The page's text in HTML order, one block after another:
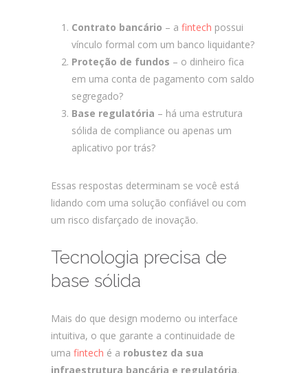
Contrato bancário – a fintech possui
vínculo formal com um banco liquidante?
Proteção de fundos – o dinheiro fica
em uma conta de pagamento com saldo
segregado?
Base regulatória – há uma estrutura
sólida de compliance ou apenas um
aplicativo por trás?
Essas respostas determinam se você está
lidando com uma solução confiável ou com
um risco disfarçado de inovação.
Tecnologia precisa de
base sólida
Mais do que design moderno ou interface
intuitiva, o que garante a continuidade de
uma fintech é a robustez da sua
infraestrutura bancária e regulatória.